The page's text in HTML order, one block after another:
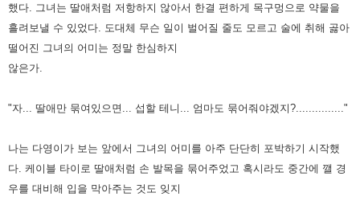
했다.
그녀는 딸애처럼 저항하지 않아서 한결 편하게 목구멍으로 약물을
흘려보낼 수 있었다. 도대체 무슨 일이 벌어질 줄도 모르고 술에 취해 곯아
떨어진 그녀의 어미는 정말 한심하지
않은가.
"자... 딸애만 묶여있으면... 섭할 테니... 엄마도 묶어줘야겠지?..............."
나는 다영이가 보는 앞에서 그녀의 어미를 아주 단단히 포박하기 시작했
다. 케이블 타이로 딸애처럼 손 발목을 묶어주었고 혹시라도 중간에 깰 경
우를 대비해 입을 막아주는 것도 잊지